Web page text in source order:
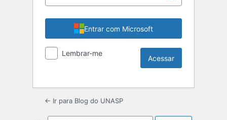
Entrar com Microsoft
Lembrar-me
← Ir para Blog do UNASP